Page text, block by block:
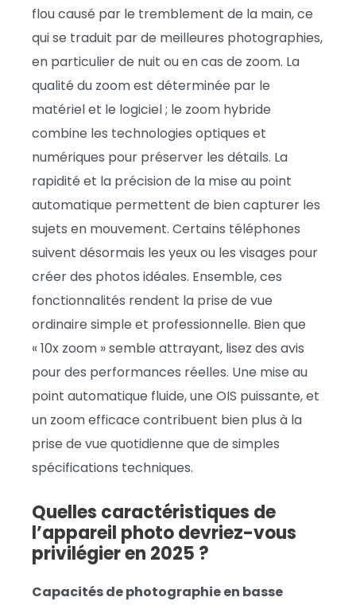
flou causé par le tremblement de la main, ce
qui se traduit par de meilleures photographies,
en particulier de nuit ou en cas de zoom. La
qualité du zoom est déterminée par le
matériel et le logiciel ; le zoom hybride
combine les technologies optiques et
numériques pour préserver les détails. La
rapidité et la précision de la mise au point
automatique permettent de bien capturer les
sujets en mouvement. Certains téléphones
suivent désormais les yeux ou les visages pour
créer des photos idéales. Ensemble, ces
fonctionnalités rendent la prise de vue
ordinaire simple et professionnelle. Bien que
« 10x zoom » semble attrayant, lisez des avis
pour des performances réelles. Une mise au
point automatique fluide, une OIS puissante, et
un zoom efficace contribuent bien plus à la
prise de vue quotidienne que de simples
spécifications techniques.
Quelles caractéristiques de
l’appareil photo devriez-vous
privilégier en 2025 ?
Capacités de photographie en basse